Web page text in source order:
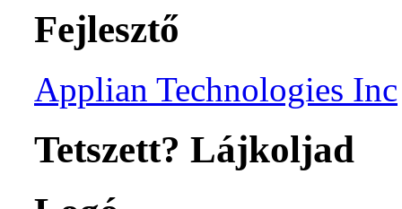
Fejlesztő
Applian Technologies Inc
Tetszett? Lájkoljad